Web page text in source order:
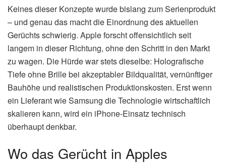
Keines dieser Konzepte wurde bislang zum Serienprodukt
– und genau das macht die Einordnung des aktuellen
Gerüchts schwierig. Apple forscht offensichtlich seit
langem in dieser Richtung, ohne den Schritt in den Markt
zu wagen. Die Hürde war stets dieselbe: Holografische
Tiefe ohne Brille bei akzeptabler Bildqualität, vernünftiger
Bauhöhe und realistischen Produktionskosten. Erst wenn
ein Lieferant wie Samsung die Technologie wirtschaftlich
skalieren kann, wird ein iPhone-Einsatz technisch
überhaupt denkbar.
Wo das Gerücht in Apples